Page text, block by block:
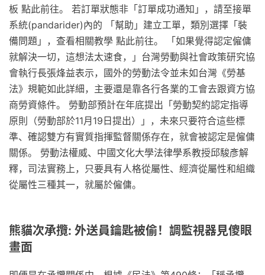
板 點此前往。 若訂單狀態非「訂單成功通知」，請至接單
系統(pandarider)內的 「幫助」建立工單，類別選擇「裝
備問題」，查看相關教學 點此前往。 「如果覺得認定僱傭
就解決一切，這想法太速食，」台灣勞動與社會政策研究協
會執行長張烽益表示，國外的勞動法令並未如台灣《勞基
法》規範如此詳細，主要還是靠各行各業的工會去跟資方協
商勞資條件。 勞動部預計在年底提出「勞動契約認定指導
原則（勞動部於11月19日提出）」，未來只要符合這些標
準、確認雙方有實質指揮監督關係存在，就會被認定是僱傭
關係。 勞動法權威、中國文化大學法律學系教授邱駿彥解
釋，司法實務上，只要具有人格從屬性、經濟從屬性和組織
從屬性三種其一，就屬於僱傭。
熊貓次承攬: 外送員鑰匙被偷！調監視器見傻眼
畫面